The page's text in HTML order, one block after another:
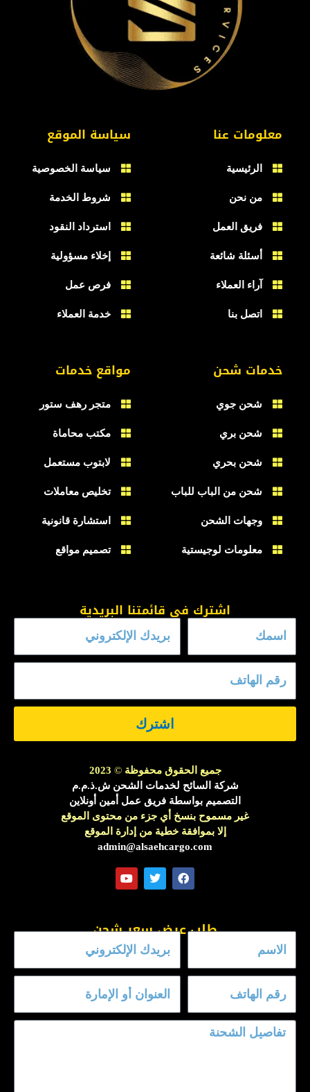
معلومات عنا
الرئيسية
من نحن
فريق العمل
أسئلة شائعة
آراء العملاء
اتصل بنا
سياسة الموقع
سياسة الخصوصية
شروط الخدمة
استرداد النقود
إخلاء مسؤولية
فرص عمل
خدمة العملاء
خدمات شحن
شحن جوي
شحن بري
شحن بحري
شحن من الباب للباب
وجهات الشحن
معلومات لوجيستية
مواقع خدمات
متجر رهف ستور
مكتب محاماة
لابتوب مستعمل
تخليص معاملات
استشارة قانونية
تصميم مواقع
اشترك في قائمتنا البريدية
اشترك
جميع الحقوق محفوظة©
2023
شركة السائح لخدمات الشحن ش.ذ.م.م
التصميم بواسطة فريق عمل أمين أونلاين
غير مسموح بنسخ أي جزء من محتوى الموقع
إلا بموافقة خطية من إدارة الموقع
admin@alsaehcargo.com
F
e
b
k
T
t
t
e
r
Y
u
b
e
طلب عرض سعر شحن